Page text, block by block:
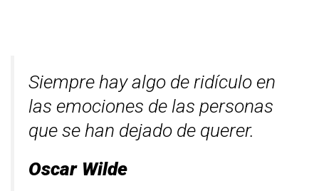
Siempre hay algo de ridículo en
las emociones de las personas
que se han dejado de querer.
Oscar Wilde